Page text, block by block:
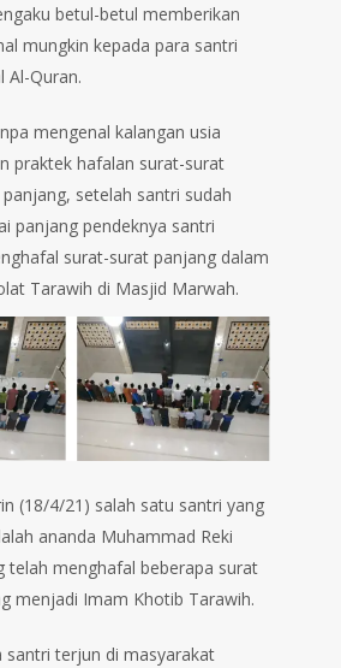
betul-betul memberikan
mungkin kepada para santri
Al-Quran.
mengenal kalangan usia
praktek hafalan surat-surat
setelah santri sudah
panjang pendeknya santri
surat-surat panjang dalam
Tarawih di Masjid Marwah.
(18/4/21) salah satu santri yang
ananda Muhammad Reki
telah menghafal beberapa surat
menjadi Imam Khotib Tarawih.
santri terjun di masyarakat